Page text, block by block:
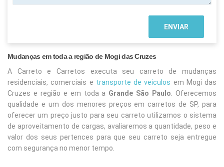
Mudanças em toda a região de Mogi das Cruzes
A Carreto e Carretos executa seu carreto de mudanças
residenciais, comerciais e transporte de veiculos em Mogi das
Cruzes e região e em toda a Grande São Paulo . Oferecemos
qualidade e um dos menores preços em carretos de SP, para
oferecer um preço justo para seu carreto utilizamos o sistema
de aproveitamento de cargas, avaliaremos a quantidade, peso e
valor dos seus pertences para que seu carreto seja entregue
com segurança no menor tempo.